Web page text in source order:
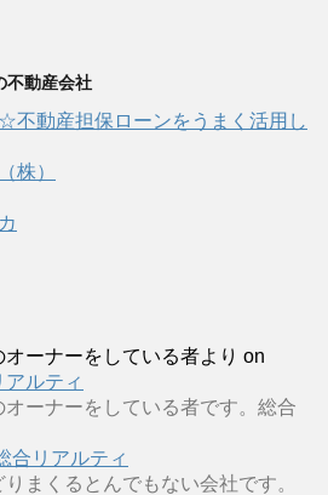
不動産会社
不動産担保ローンをうまく活用し
株）
ーナーをしている者より on
アルティ
オーナーをしている者です。総合
合リアルティ
まくるとんでもない会社です。